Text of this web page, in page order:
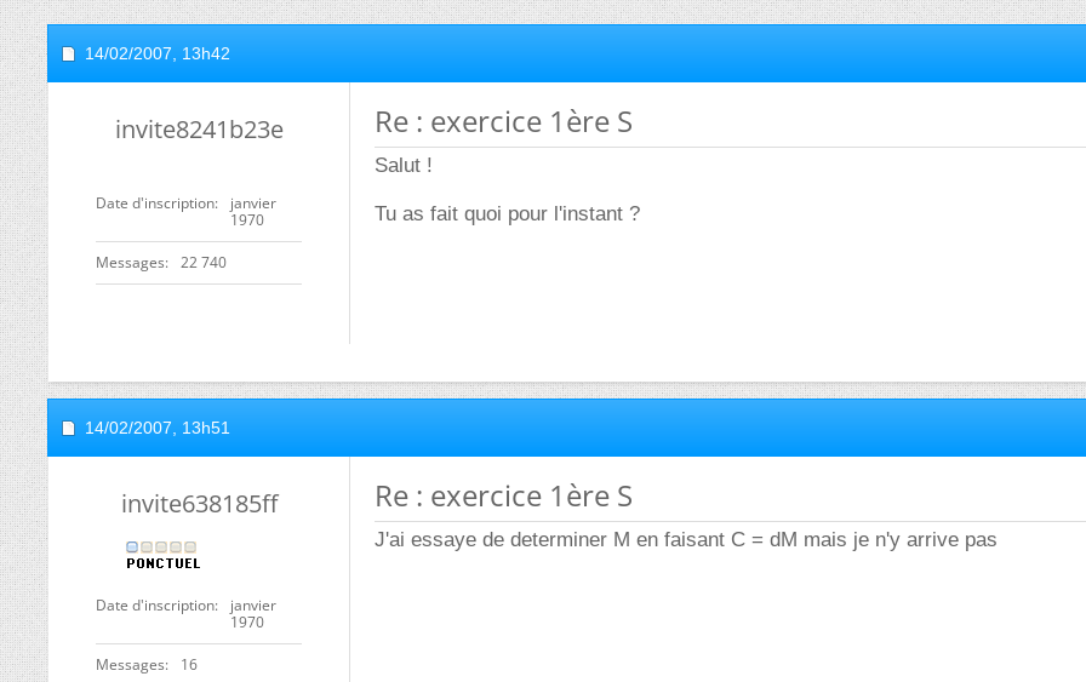
14/02/2007, 13h42
invite8241b23e
Date d'inscription
janvier
1970
Messages 22 740
Re : exercice 1ère S
Salut !
Tu as fait quoi pour l'instant ?
14/02/2007, 13h51
invite638185ff
Date d'inscription
janvier
1970
Messages 16
Re : exercice 1ère S
J'ai essaye de determiner M en faisant C = dM mais je n'y arrive pas